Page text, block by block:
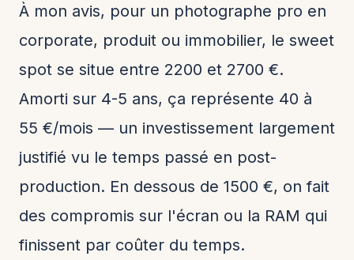
À mon avis, pour un photographe pro en
corporate, produit ou immobilier, le sweet
spot se situe entre 2200 et 2700 €.
Amorti sur 4-5 ans, ça représente 40 à
55 €/mois — un investissement largement
justifié vu le temps passé en post-
production. En dessous de 1500 €, on fait
des compromis sur l'écran ou la RAM qui
finissent par coûter du temps.